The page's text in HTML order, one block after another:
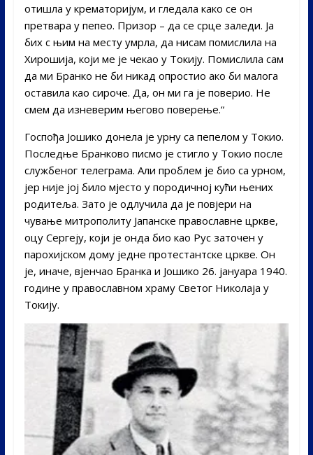
отишла у крематоријум, и гледала како се он
претвара у пепео. Призор – да се срце заледи. Ја
бих с њим на месту умрла, да нисам помислила на
Хирошија, који ме је чекао у Токију. Помислила сам
да ми Бранко не би никад опростио ако би малога
оставила као сироче. Да, он ми га је поверио. Не
смем да изневерим његово поверење.“
Госпођа Јошико донела је урну са пепелом у Токио.
Последње Бранково писмо је стигло у Токио после
службеног телеграма. Али проблем је био са урном,
јер није јој било мјесто у породичној кући њених
родитеља. Зато је одлучила да је повјери на
чување митрополиту Јапанске православне цркве,
оцу Сергеју, који је онда био као Рус заточен у
парохијском дому једне протестантске цркве. Он
је, иначе, вјенчао Бранка и Јошико 26. јануара 1940.
године у православном храму Светог Николаја у
Токију.